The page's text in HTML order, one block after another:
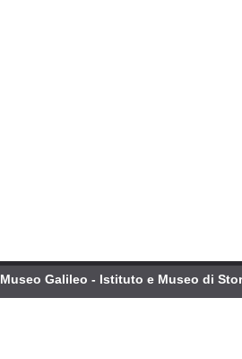
Museo Galileo - Istituto e Museo di